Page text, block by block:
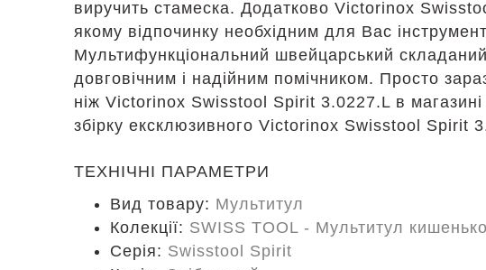
виручить стамеска. Додатково Victorinox
якому відпочинку необхідним для Вас
Мультифункціональний швейцарський
довговічним і надійним помічником. Просто
ніж Victorinox Swisstool Spirit 3.0227.L в магазині
збірку ексклюзивного Victorinox Swisstool Spirit
ТЕХНІЧНІ ПАРАМЕТРИ
Вид товару: Мультитул
Колекції: SWISS TOOL - Мультитул
Серія: Swisstool Spirit